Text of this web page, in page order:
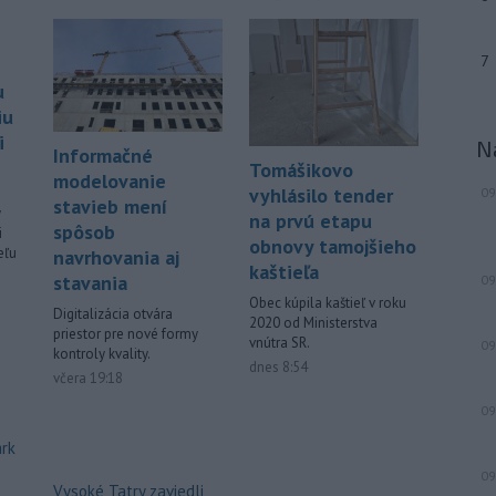
Building Information
Modeling) už nie je vízia
budúcnosti, ale zásadne
spôsob navrhovania, koordinovania aj
stavania.
Informačné
modelovanie
stavieb mení
spôsob
navrhovania aj
stavania
Digitalizácia otvára
priestor pre nové formy
kontroly kvality.
včera 19:18
Vysoké Tatry zaviedli
Tomášikovo
vyhlásilo tender
na prvú etapu
obnovy tamojšieho
kaštieľa
Obec kúpila kaštieľ v roku
2020 od Ministerstva
vnútra SR.
dnes 8:54
7